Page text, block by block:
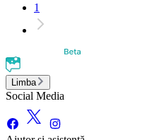
1
Limba
Social Media